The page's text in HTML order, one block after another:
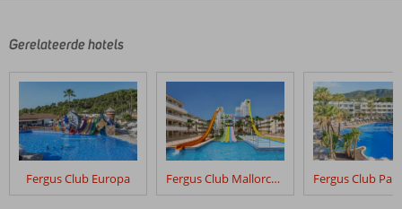
door
klanten
geschreven
na
hun
verblijf
Palia
Gerelateerde hotels
Fergus Club Europa Fergus Club Mallorca Waterpark